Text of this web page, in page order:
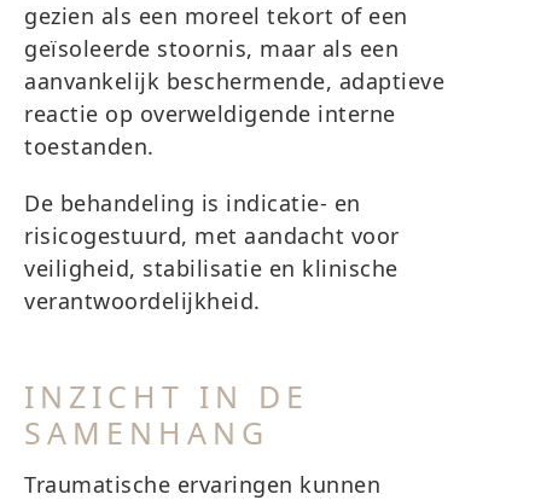
gezien als een moreel tekort of een
geïsoleerde stoornis, maar als een
aanvankelijk beschermende, adaptieve
reactie op overweldigende interne
toestanden.
De behandeling is indicatie- en
risicogestuurd, met aandacht voor
veiligheid, stabilisatie en klinische
verantwoordelijkheid.
INZICHT IN DE
SAMENHANG
Traumatische ervaringen kunnen